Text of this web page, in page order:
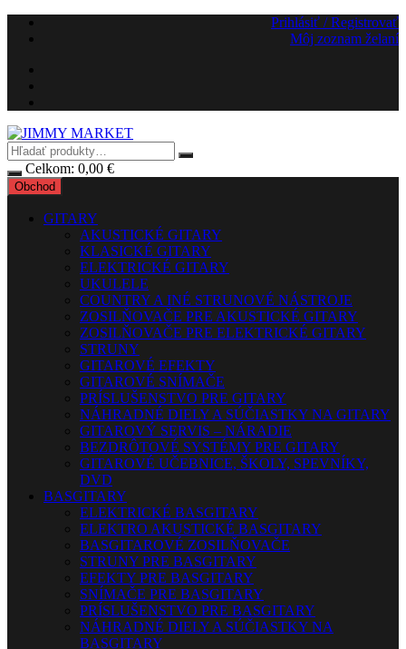
Preskočiť
Prihlásiť / Registrovať
Môj zoznam želaní
Celkom: 0,00 €
Obchod
GITARY
AKUSTICKÉ GITARY
KLASICKÉ GITARY
ELEKTRICKÉ GITARY
UKULELE
COUNTRY A INÉ STRUNOVÉ NÁSTROJE
ZOSILŇOVAČE PRE AKUSTICKÉ GITARY
ZOSILŇOVAČE PRE ELEKTRICKÉ GITARY
STRUNY
GITAROVÉ EFEKTY
GITAROVÉ SNÍMAČE
PRÍSLUŠENSTVO PRE GITARY
NÁHRADNÉ DIELY A SÚČIASTKY NA GITARY
GITAROVÝ SERVIS – NÁRADIE
BEZDRÔTOVÉ SYSTÉMY PRE GITARY
GITAROVÉ UČEBNICE, ŠKOLY, SPEVNÍKY,
DVD
BASGITARY
ELEKTRICKÉ BASGITARY
ELEKTRO AKUSTICKÉ BASGITARY
BASGITAROVÉ ZOSILŇOVAČE
STRUNY PRE BASGITARY
EFEKTY PRE BASGITARY
SNÍMAČE PRE BASGITARY
PRÍSLUŠENSTVO PRE BASGITARY
NÁHRADNÉ DIELY A SÚČIASTKY NA
BASGITARY